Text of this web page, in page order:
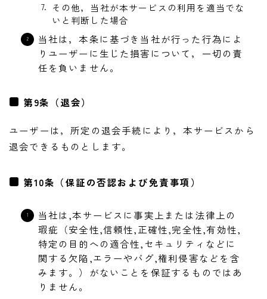
その他，当社が本サービスの利用を適当でな
いと判断した場合
当社は，本条に基づき当社が行った行為によ
りユーザーに生じた損害について，一切の責
任を負いません。
第9条（退会）
ユーザーは，所定の退会手続により，本サービスから
退会できるものとします。
第10条（保証の否認および免責事項）
当社は,本サービスに事実上または法律上の
瑕疵（安全性,信頼性,正確性,完全性,有効性,
特定の目的への適合性,セキュリティなどに
関する欠陥,エラーやバグ,権利侵害などを含
みます。）がないことを保証するものではあ
りません。